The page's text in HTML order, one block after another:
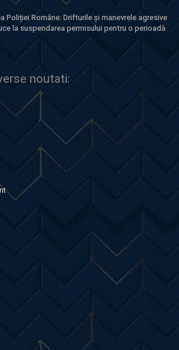
Poliției Române: Drifturile și manevrele agresive
la suspendarea permisului pentru o perioadă
noutati: